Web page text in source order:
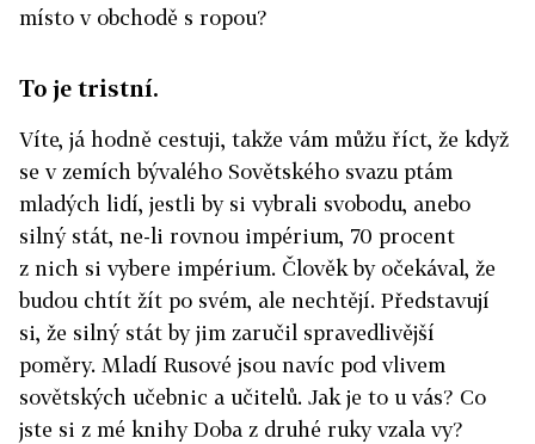
místo v obchodě s ropou?
To je tristní.
Víte, já hodně cestuji, takže vám můžu říct, že když
se v zemích bývalého Sovětského svazu ptám
mladých lidí, jestli by si vybrali svobodu, anebo
silný stát, ne-li rovnou impérium, 70 procent
z nich si vybere impérium. Člověk by očekával, že
budou chtít žít po svém, ale nechtějí. Představují
si, že silný stát by jim zaručil spravedlivější
poměry. Mladí Rusové jsou navíc pod vlivem
sovětských učebnic a učitelů. Jak je to u vás? Co
jste si z mé knihy Doba z druhé ruky vzala vy?